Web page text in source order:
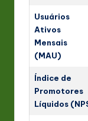
Usuários
Ativos
Mensais
(MAU)
Índice de
Promotores
Líquidos